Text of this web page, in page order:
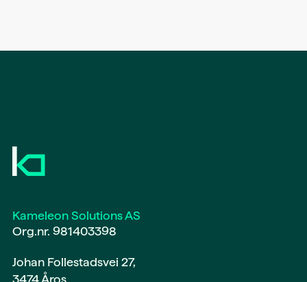
Kameleon Solutions AS
Org.nr. 981403398
Johan Follestadsvei 27,
3474 Åros